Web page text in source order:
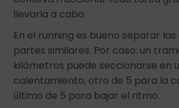
llevarla a cabo.
En el running es bueno separar
partes similares. Por caso: un
kilómetros puede seccionarse en
calentamiento, otro de 5 para la
último de 5 para bajar el ritmo.